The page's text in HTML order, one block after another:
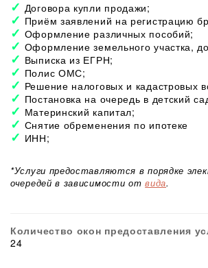
Договора купли продажи;
Приём заявлений на регистрацию
Оформление различных пособий;
Оформление земельного участка,
Выписка из ЕГРН;
Полис ОМС;
Решение налоговых и кадастровых
Постановка на очередь в детский
Материнский капитал;
Снятие обременения по ипотеке
ИНН;
*Услуги предоставляются в порядке
очередей в зависимости отвида.
Количество окон предоставления
24